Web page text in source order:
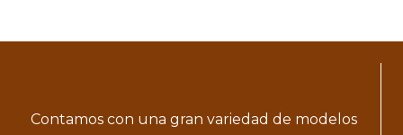
Contamos con una gran variedad de modelos